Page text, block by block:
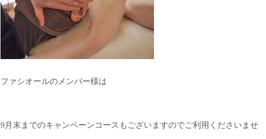
ファシオールのメンバー様は
9月末までのキャンペーンコースもございますのでご利用くださいませ